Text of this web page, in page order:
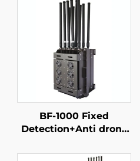
BF-1000 Fixed
Detection+Anti drone